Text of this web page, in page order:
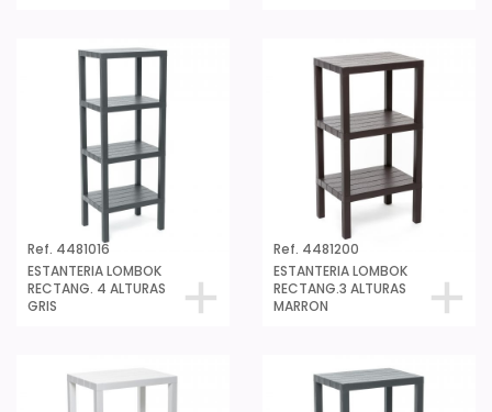
Ref. 4481016
ESTANTERIA LOMBOK
RECTANG. 4 ALTURAS
GRIS
Ref. 4481200
ESTANTERIA LOMBOK
RECTANG.3 ALTURAS
MARRON